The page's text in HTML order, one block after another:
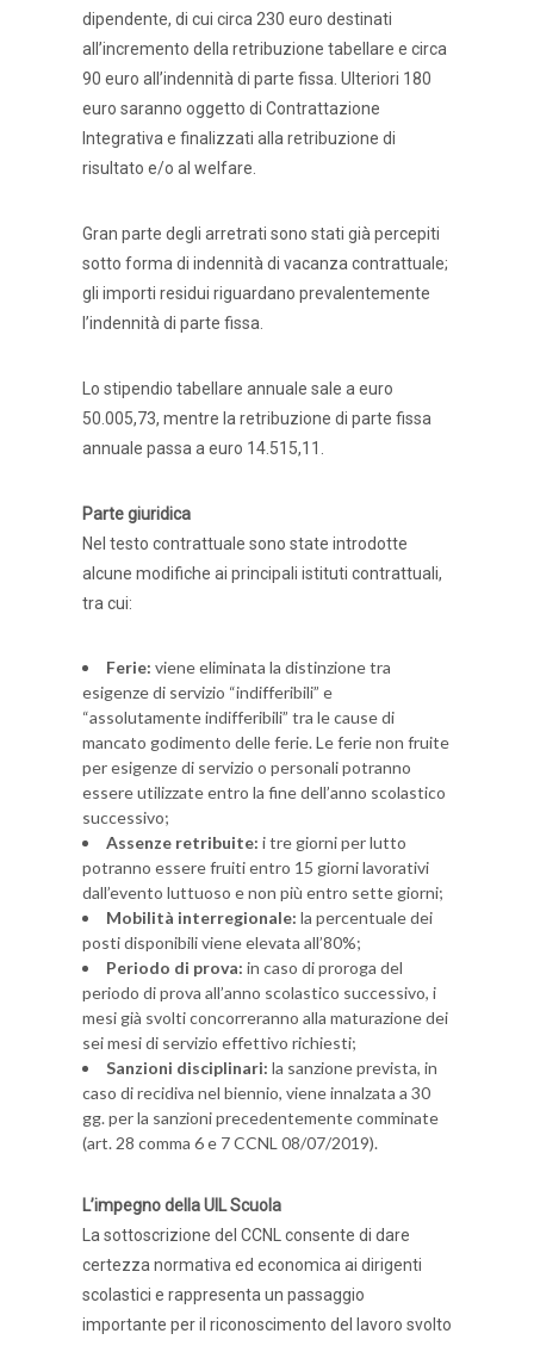
dipendente, di cui circa 230 euro destinati
all’incremento della retribuzione tabellare e circa
90 euro all’indennità di parte fissa. Ulteriori 180
euro saranno oggetto di Contrattazione
Integrativa e finalizzati alla retribuzione di
risultato e/o al welfare.
Gran parte degli arretrati sono stati già percepiti
sotto forma di indennità di vacanza contrattuale;
gli importi residui riguardano prevalentemente
l’indennità di parte fissa.
Lo stipendio tabellare annuale sale a euro
50.005,73, mentre la retribuzione di parte fissa
annuale passa a euro 14.515,11.
Parte giuridica
Nel testo contrattuale sono state introdotte
alcune modifiche ai principali istituti contrattuali,
tra cui:
Ferie: viene eliminata la distinzione tra
esigenze di servizio “indifferibili” e
“assolutamente indifferibili” tra le cause di
mancato godimento delle ferie. Le ferie non fruite
per esigenze di servizio o personali potranno
essere utilizzate entro la fine dell’anno scolastico
successivo;
Assenze retribuite: i tre giorni per lutto
potranno essere fruiti entro 15 giorni lavorativi
dall’evento luttuoso e non più entro sette giorni;
Mobilità interregionale: la percentuale dei
posti disponibili viene elevata all’80%;
Periodo di prova: in caso di proroga del
periodo di prova all’anno scolastico successivo, i
mesi già svolti concorreranno alla maturazione dei
sei mesi di servizio effettivo richiesti;
Sanzioni disciplinari: la sanzione prevista, in
caso di recidiva nel biennio, viene innalzata a 30
gg. per la sanzioni precedentemente comminate
(art. 28 comma 6 e 7 CCNL 08/07/2019).
L’impegno della UIL Scuola
La sottoscrizione del CCNL consente di dare
certezza normativa ed economica ai dirigenti
scolastici e rappresenta un passaggio
importante per il riconoscimento del lavoro svolto